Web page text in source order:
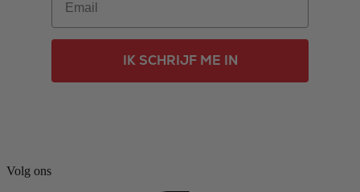
IK SCHRIJF ME IN
Volg ons